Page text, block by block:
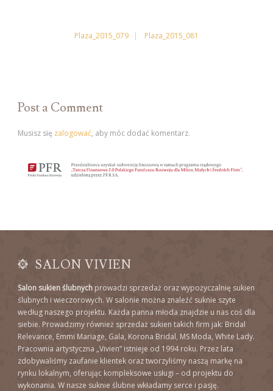
Plaza_2015_079 Plaza_2015_081
Post a Comment
Musisz się zalogować, aby móc dodać komentarz.
SALON VIVIEN
Salon sukien ślubnych prowadzi sprzedaż oraz wypożyczalnię sukien
ślubnych i wieczorowych. W salonie można znaleźć suknie szyte
według naszego projektu. Każda panna młoda znajdzie u nas coś dla
siebie. Prowadzimy również sprzedaż sukien takich firm jak: Bridal
Relevance, Emmi Mariage, Gala, Korona Bridal, MS Moda, White Lady.
Pracownia artystyczna „Vivien” istnieje od 1994 roku. Przez lata
zdobywaliśmy zaufanie klientek oraz tworzyliśmy naszą markę na
rynku lokalnym, oferując kompleksowe usługi – od projektu do
wykonania. W nasze suknie ślubne wkładamy serce i pasję.